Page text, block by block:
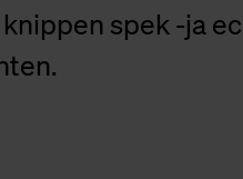
spek -ja